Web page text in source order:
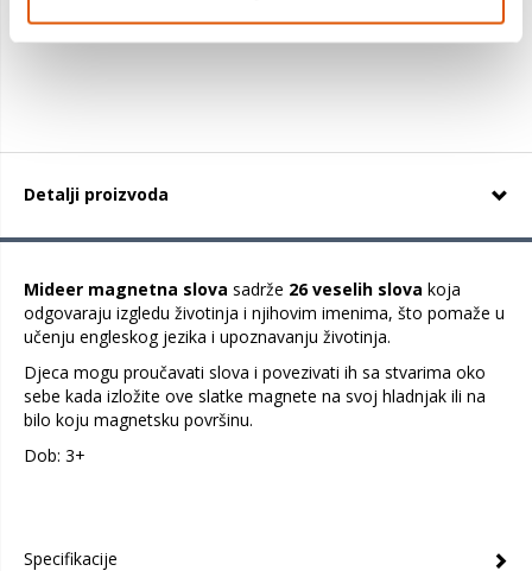
+
Detalji proizvoda
Mideer magnetna slova sadrže 26 veselih slova koja
odgovaraju izgledu životinja i njihovim imenima, što pomaže u
učenju engleskog jezika i upoznavanju životinja.
Djeca mogu proučavati slova i povezivati ih sa stvarima oko
sebe kada izložite ove slatke magnete na svoj hladnjak ili na
bilo koju magnetsku površinu.
Dob: 3+
Specifikacije